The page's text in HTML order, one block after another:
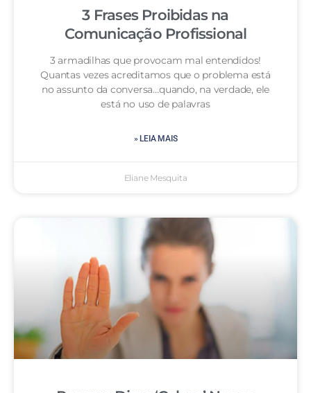
3 Frases Proibidas na
Comunicação Profissional
3 armadilhas que provocam mal entendidos!
Quantas vezes acreditamos que o problema está
no assunto da conversa…quando, na verdade, ele
está no uso de palavras
» LEIA MAIS
Eliane Mesquita